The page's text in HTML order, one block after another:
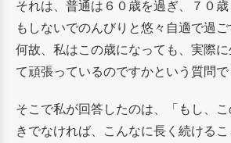
それは、普通は６０歳を過ぎ、７０
もしないでのんびりと悠々自適で過ご
何故、私はこの歳になっても、実際
て頑張っているのですかという質問で
そこで私が回答したのは、「もし、
きでなければ、こんなに長く続ける